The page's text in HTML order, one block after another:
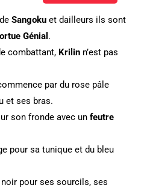
Sangoku et dailleurs ils sont
Génial .
combattant, Krilin n’est pas
par du rose pâle
et ses bras.
son fronde avec un feutre
pour sa tunique et du bleu
pour ses sourcils, ses